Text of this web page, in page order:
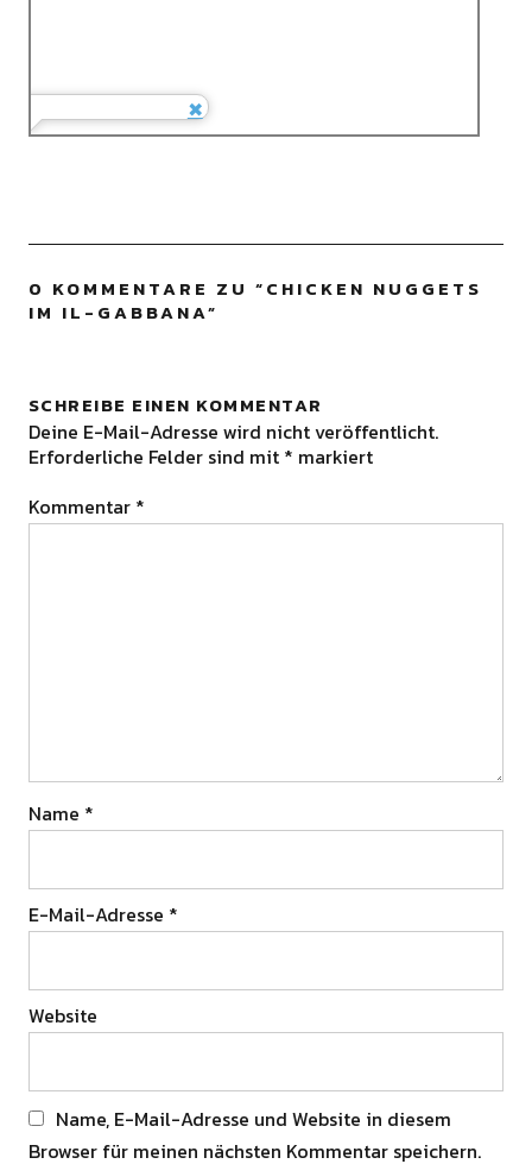
0 KOMMENTARE ZU “CHICKEN NUGGETS
IM IL-GABBANA”
SCHREIBE EINEN KOMMENTAR
Deine E-Mail-Adresse wird nicht veröffentlicht.
Erforderliche Felder sind mit * markiert
Kommentar *
Name *
E-Mail-Adresse *
Website
Name, E-Mail-Adresse und Website in diesem
Browser für meinen nächsten Kommentar speichern.